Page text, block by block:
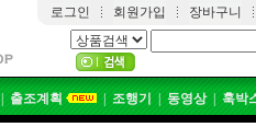
로그인 회원가입 장바구니
출조계획 조행기 동영상 훅박